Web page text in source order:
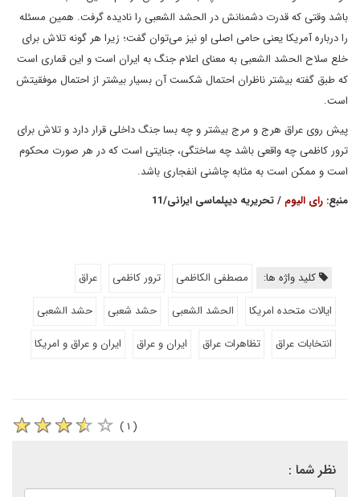
باشد وقتی که قدرت دشمنانش در الحشد الشعبی را نادیده گرفت. همین مسئله
را درباره آمریکا یعنی حامی اصلی او نیز می‌توان گفت؛ زیرا هر گونه تلاش برای
خلع سلاح الحشد الشعبی به معنای اعلام جنگ به ایران است و این قماری است
که طبق گفته بیشتر ناظران احتمال شکست آن بسیار بیشتر از احتمال موفقیتش
است.
پیش روی عراق هرج و مرج بیشتر و چه بسا جنگ داخلی قرار دارد و تلاش برای
ترور کاظمی چه واقعی باشد چه ساختگی، جنایتی است که در هر صورت محکوم
است و ممکن است به مثابه چاشنی انفجاری باشد.
منبع: رای الیوم / تحریریه دیپلماسی ایرانی/11
کلید واژه ها: مصطفی الکاظمی ترور کاظمی
عراق
ایالات متحده امریکا
الحشد الشعبی حشد شعبی
حشد الشعبی
انتخابات عراق
تظاهرات عراق ایران و عراق ایران و عراق و امریکا
( ۱ )
نظر شما :